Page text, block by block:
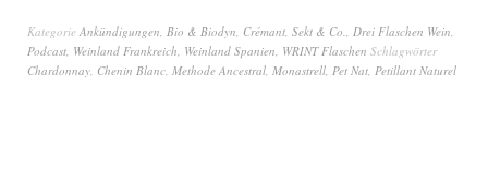
Kategorie Ankündigungen, Bio & Biodyn, Crémant, Sekt & Co., Drei Flaschen Wein,
Podcast, Weinland Frankreich, Weinland Spanien, WRINT Flaschen Schlagwörter
Chardonnay, Chenin Blanc, Methode Ancestral, Monastrell, Pet Nat, Petillant Naturel